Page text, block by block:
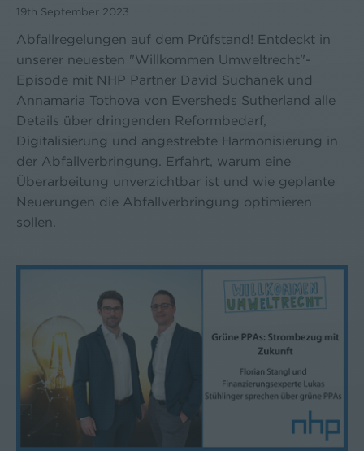
19th September 2023
Abfallregelungen auf dem Prüfstand! Entdeckt in
unserer neuesten "Willkommen Umweltrecht"-
Episode mit NHP Partner David Suchanek und
Annamaria Tothova von Eversheds Sutherland alle
Details über dringenden Reformbedarf,
Digitalisierung und angestrebte Harmonisierung in
der Abfallverbringung. Erfahrt, warum eine
Überarbeitung unverzichtbar ist und wie geplante
Neuerungen die Abfallverbringung optimieren
sollen.